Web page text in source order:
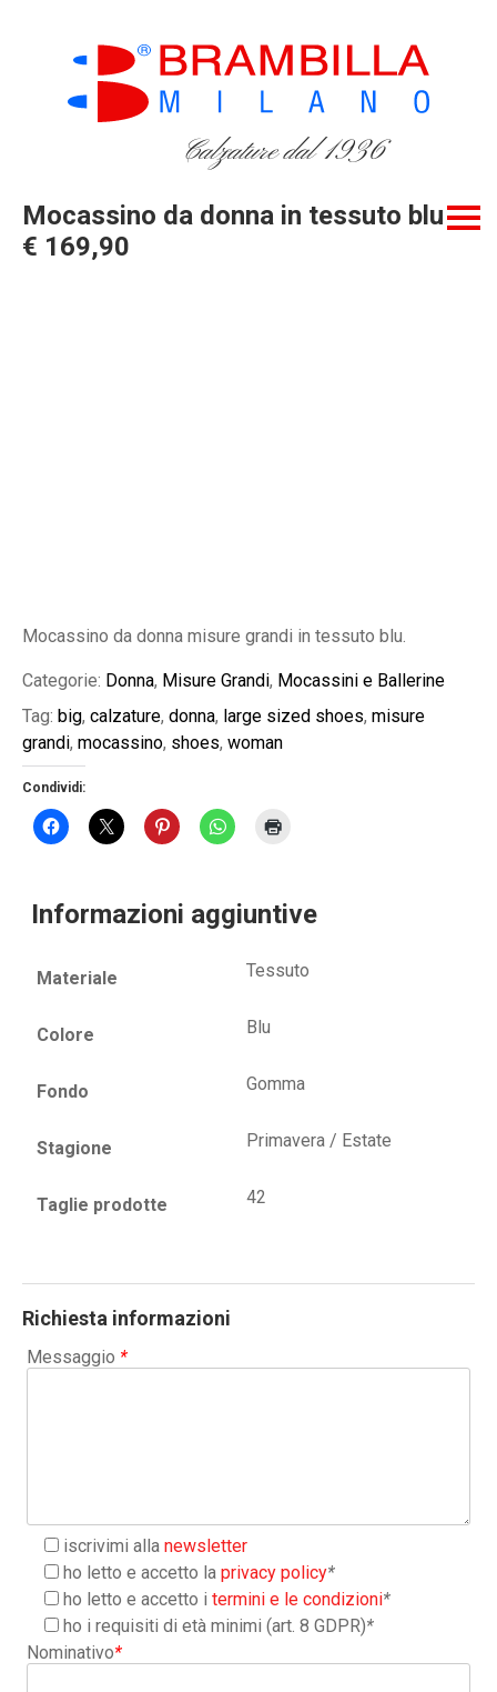
Calzature dal 1936
Mocassino da donna in tessuto blu
€ 169,90
Mocassino da donna misure grandi in tessuto blu.
Categorie: Donna, Misure Grandi, Mocassini e Ballerine
Tag: big, calzature, donna, large sized shoes, misure
grandi, mocassino, shoes, woman
Condividi:
Informazioni aggiuntive
Materiale Tessuto
Colore Blu
Fondo Gomma
Stagione Primavera / Estate
Taglie prodotte 42
Richiesta informazioni
Messaggio *
iscrivimi allanewsletter
ho letto e accetto laprivacy policy*
ho letto e accetto itermini e le condizioni*
ho i requisiti di età minimi (art. 8 GDPR)*
Nominativo*